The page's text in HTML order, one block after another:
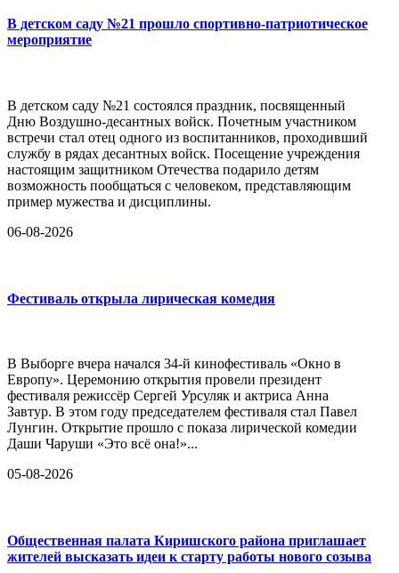
В детском саду №21 прошло спортивно-патриотическое
мероприятие
В детском саду №21 состоялся праздник, посвященный
Дню Воздушно-десантных войск. Почетным участником
встречи стал отец одного из воспитанников, проходивший
службу в рядах десантных войск. Посещение учреждения
настоящим защитником Отечества подарило детям
возможность пообщаться с человеком, представляющим
пример мужества и дисциплины.
06-08-2026
Фестиваль открыла лирическая комедия
В Выборге вчера начался 34-й кинофестиваль «Окно в
Европу». Церемонию открытия провели президент
фестиваля режиссёр Сергей Урсуляк и актриса Анна
Завтур. В этом году председателем фестиваля стал Павел
Лунгин. Открытие прошло с показа лирической комедии
Даши Чаруши «Это всё она!»...
05-08-2026
Общественная палата Киришского района приглашает
жителей высказать идеи к старту работы нового созыва